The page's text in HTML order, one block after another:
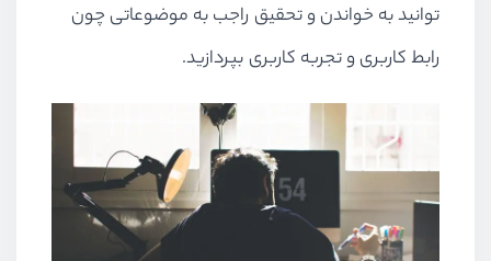
توانید به خواندن و تحقیق راجب به موضوعاتی چون
رابط کاربری و تجربه کاربری بپردازید.